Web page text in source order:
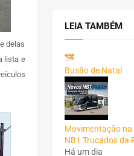
delas
lista e
LEIA TAMBÉM
Busão de Natal
Movimentação
NB1 Trucados da
Há um dia